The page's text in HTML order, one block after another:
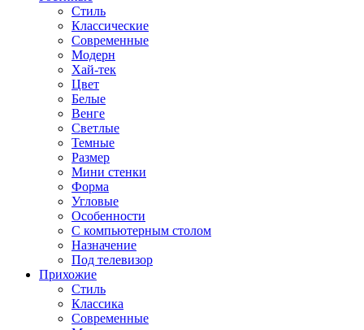
Стиль
Классические
Современные
Модерн
Хай-тек
Цвет
Белые
Венге
Светлые
Темные
Размер
Мини стенки
Форма
Угловые
Особенности
С компьютерным столом
Назначение
Под телевизор
Прихожие
Стиль
Классика
Современные